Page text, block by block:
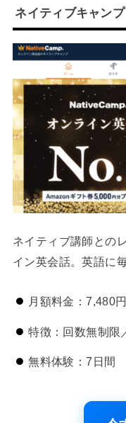
ネイティブキャンプ
ネイティブ講師との
イン英会話。英語に
月額料金：7,480
特徴：回数無制限
無料体験：7日間